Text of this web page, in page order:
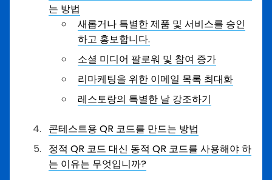
는 방법
새롭거나 특별한 제품 및 서비스를 승인
하고 홍보합니다.
소셜 미디어 팔로워 및 참여 증가
리마케팅을 위한 이메일 목록 최대화
레스토랑의 특별한 날 강조하기
콘테스트용 QR 코드를 만드는 방법
정적 QR 코드 대신 동적 QR 코드를 사용해야 하
는 이유는 무엇입니까?